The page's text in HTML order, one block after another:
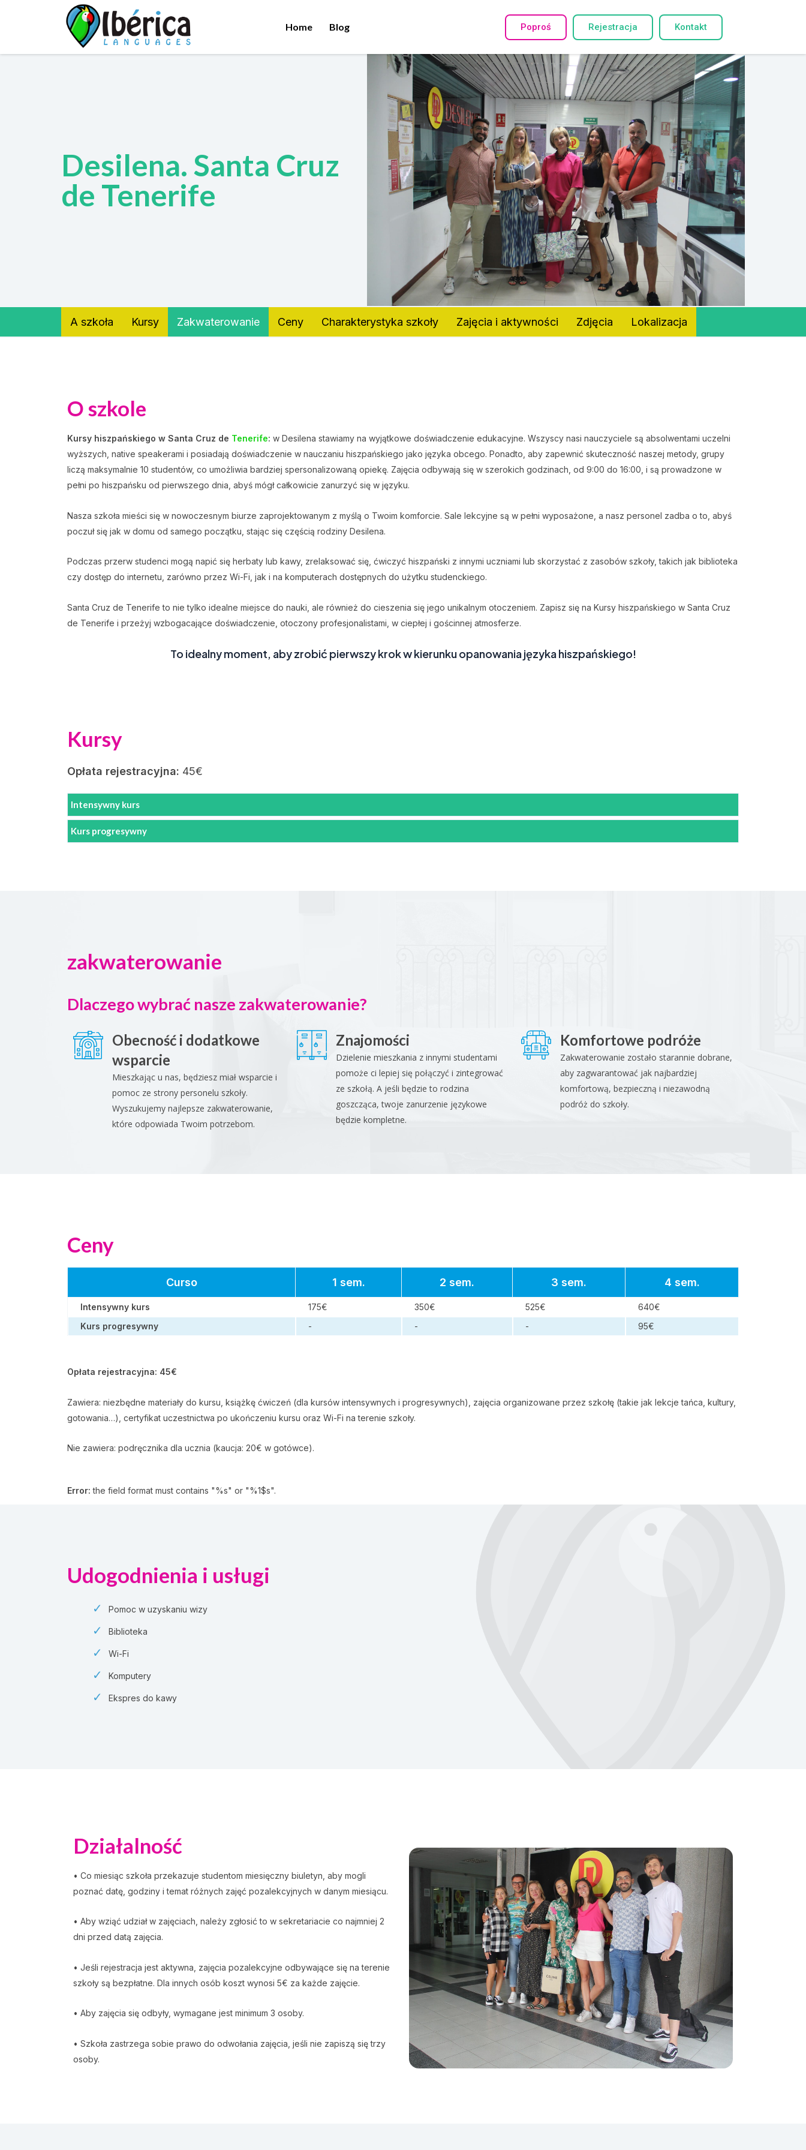
Home Blog Poproś Rejestracja Kontakt
Desilena. Santa Cruz
de Tenerife
A szkoła Kursy Zakwaterowanie Ceny Charakterystyka szkoły Zajęcia i aktywności Zdjęcia Lokalizacja
O szkole
Kursy hiszpańskiego w Santa Cruz de Tenerife: w Desilena stawiamy na wyjątkowe doświadczenie edukacyjne. Wszyscy nasi nauczyciele są absolwentami uczelni
wyższych, native speakerami i posiadają doświadczenie w nauczaniu hiszpańskiego jako języka obcego. Ponadto, aby zapewnić skuteczność naszej metody, grupy
liczą maksymalnie 10 studentów, co umożliwia bardziej spersonalizowaną opiekę. Zajęcia odbywają się w szerokich godzinach, od 9:00 do 16:00, i są prowadzone w
pełni po hiszpańsku od pierwszego dnia, abyś mógł całkowicie zanurzyć się w języku.
Nasza szkoła mieści się w nowoczesnym biurze zaprojektowanym z myślą o Twoim komforcie. Sale lekcyjne są w pełni wyposażone, a nasz personel zadba o to, abyś
poczuł się jak w domu od samego początku, stając się częścią rodziny Desilena.
Podczas przerw studenci mogą napić się herbaty lub kawy, zrelaksować się, ćwiczyć hiszpański z innymi uczniami lub skorzystać z zasobów szkoły, takich jak biblioteka
czy dostęp do internetu, zarówno przez Wi-Fi, jak i na komputerach dostępnych do użytku studenckiego.
Santa Cruz de Tenerife to nie tylko idealne miejsce do nauki, ale również do cieszenia się jego unikalnym otoczeniem. Zapisz się na Kursy hiszpańskiego w Santa Cruz
de Tenerife i przeżyj wzbogacające doświadczenie, otoczony profesjonalistami, w ciepłej i gościnnej atmosferze.
To idealny moment, aby zrobić pierwszy krok w kierunku opanowania języka hiszpańskiego!
Kursy
Opłata rejestracyjna: 45€
Intensywny kurs
Kurs progresywny
zakwaterowanie
Dlaczego wybrać nasze zakwaterowanie?
Obecność i dodatkowe
wsparcie
Mieszkając u nas, będziesz miał wsparcie i
pomoc ze strony personelu szkoły.
Wyszukujemy najlepsze zakwaterowanie,
które odpowiada Twoim potrzebom.
Znajomości
Dzielenie mieszkania z innymi studentami
pomoże ci lepiej się połączyć i zintegrować
ze szkołą. A jeśli będzie to rodzina
goszcząca, twoje zanurzenie językowe
będzie kompletne.
Komfortowe podróże
Zakwaterowanie zostało starannie dobrane,
aby zagwarantować jak najbardziej
komfortową, bezpieczną i niezawodną
podróż do szkoły.
Ceny
Curso 1 sem. 2 sem. 3 sem. 4 sem.
Intensywny kurs 175€ 350€ 525€
640€
Kurs progresywny
- - - 95€
Opłata rejestracyjna: 45€
Zawiera: niezbędne materiały do kursu, książkę ćwiczeń (dla kursów intensywnych i progresywnych), zajęcia organizowane przez szkołę (takie jak lekcje tańca, kultury,
gotowania…), certyfikat uczestnictwa po ukończeniu kursu oraz Wi-Fi na terenie szkoły.
Nie zawiera: podręcznika dla ucznia (kaucja: 20€ w gotówce).
Error: the field format must contains "%s" or "%1$s".
Udogodnienia i usługi
Pomoc w uzyskaniu wizy
Biblioteka
Wi-Fi
Komputery
Ekspres do kawy
Działalność
• Co miesiąc szkoła przekazuje studentom miesięczny biuletyn, aby mogli
poznać datę, godziny i temat różnych zajęć pozalekcyjnych w danym miesiącu.
• Aby wziąć udział w zajęciach, należy zgłosić to w sekretariacie co najmniej 2
dni przed datą zajęcia.
• Jeśli rejestracja jest aktywna, zajęcia pozalekcyjne odbywające się na terenie
szkoły są bezpłatne. Dla innych osób koszt wynosi 5€ za każde zajęcie.
• Aby zajęcia się odbyły, wymagane jest minimum 3 osoby.
• Szkoła zastrzega sobie prawo do odwołania zajęcia, jeśli nie zapiszą się trzy
osoby.